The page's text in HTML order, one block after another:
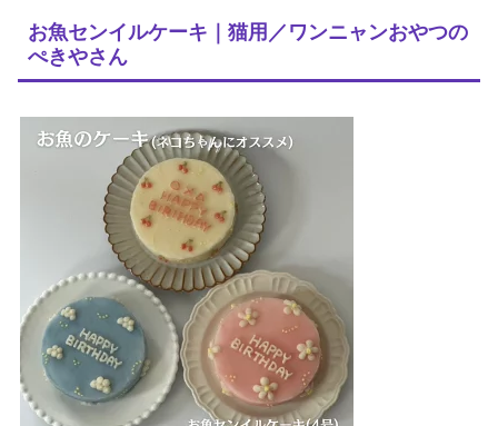
お魚センイルケーキ｜猫用／ワンニャンおやつの
ぺきやさん